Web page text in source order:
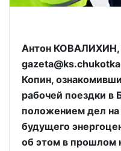
Антон
Копин,
рабочей поездки в
положением дел
будущего
об этом в прошлом